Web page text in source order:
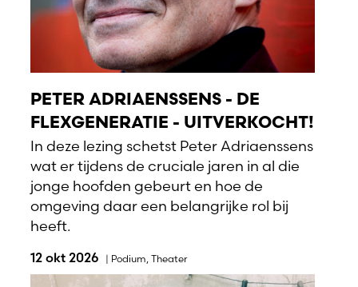
PETER ADRIAENSSENS - DE
FLEXGENERATIE - UITVERKOCHT!
In deze lezing schetst Peter Adriaenssens
wat er tijdens de cruciale jaren in al die
jonge hoofden gebeurt en hoe de
omgeving daar een belangrijke rol bij
heeft.
12 okt 2026 | Podium Theater